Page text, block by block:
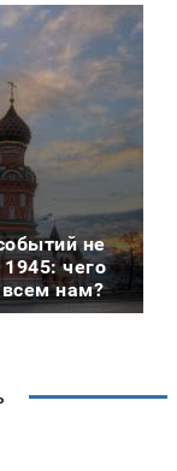
не
чего
нам?